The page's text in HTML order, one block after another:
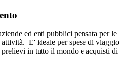
ed enti pubblici pensata per le
attività. E' ideale per spese di viaggio
prelievi in tutto il mondo e acquisti di